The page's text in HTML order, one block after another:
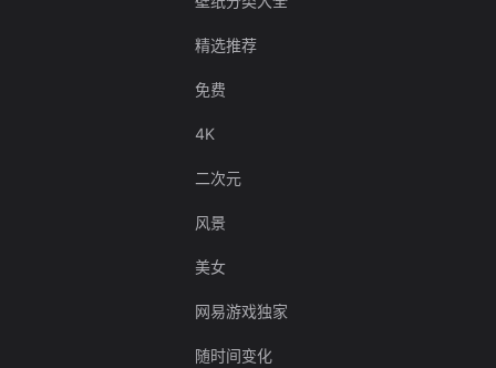
精选推荐
免费
4K
二次元
风景
美女
网易游戏独家
随时间变化